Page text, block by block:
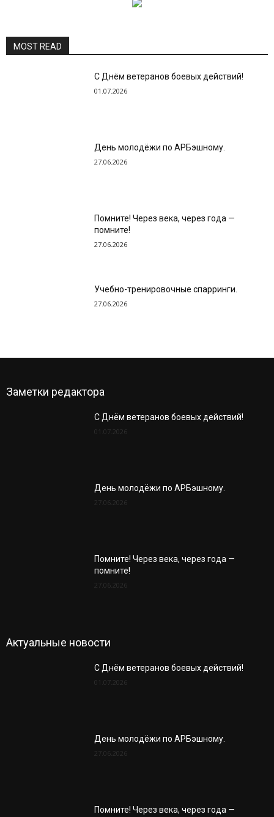
MOST READ
С Днём ветеранов боевых действий!
01.07.2026
День молодёжи по АРБэшному.
27.06.2026
Помните! Через века, через года —
помните!
27.06.2026
Учебно-тренировочные спарринги.
27.06.2026
Заметки редактора
С Днём ветеранов боевых действий!
01.07.2026
День молодёжи по АРБэшному.
27.06.2026
Помните! Через века, через года —
помните!
27.06.2026
Актуальные новости
С Днём ветеранов боевых действий!
01.07.2026
День молодёжи по АРБэшному.
27.06.2026
Помните! Через века, через года —